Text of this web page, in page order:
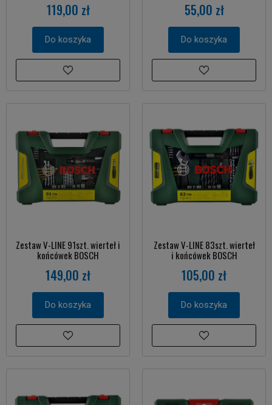
119,00 zł
Do koszyka
55,00 zł
Do koszyka
Zestaw V-LINE 91szt. wierteł i
końcówek BOSCH
149,00 zł
Do koszyka
Zestaw V-LINE 83szt. wierteł
i końcówek BOSCH
105,00 zł
Do koszyka